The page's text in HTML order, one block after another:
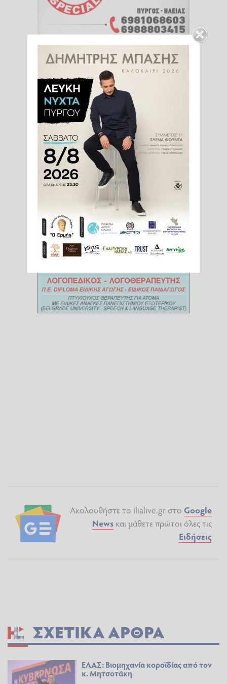
Ακολουθήστε το ilialive.gr στο Google
News και μάθετε πρώτοι όλες τις
Ειδήσεις
ΣΧΕΤΙΚΆ ΆΡΘΡΑ
ΕΛΑΣ: Βιομηχανία κοροϊδίας από τον
κ. Μητσοτάκη